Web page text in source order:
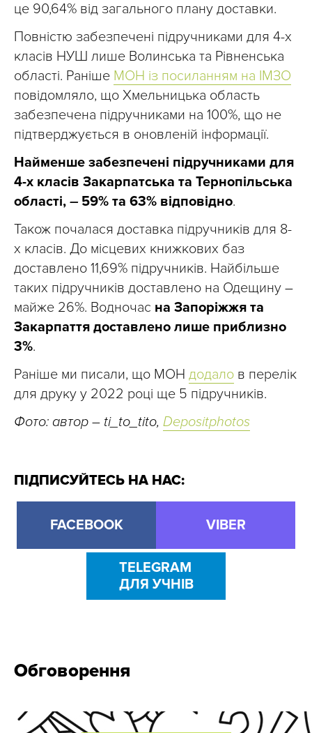
це 90,64% від загального плану доставки.
Повністю забезпечені підручниками для 4-х
класів НУШ лише Волинська та Рівненська
області. Раніше МОН із посиланням на ІМЗО
повідомляло, що Хмельницька область
забезпечена підручниками на 100%, що не
підтверджується в оновленій інформації.
Найменше забезпечені підручниками для
4-х класів Закарпатська та Тернопільська
області, –59% та 63% відповідно.
Також почалася доставка підручників для 8-
х класів. До місцевих книжкових баз
доставлено 11,69% підручників. Найбільше
таких підручників доставлено на Одещину –
майже 26%. Водночас на Запоріжжя та
Закарпаття доставлено лише приблизно
3%.
Раніше ми писали, що МОН додало в перелік
для друку у 2022 році ще 5 підручників.
Фото: автор – ti_to_tito, Depositphotos
ПІДПИСУЙТЕСЬ НА НАС:
FACEBOOK VIBER
TELEGRAM
ДЛЯ УЧНІВ
Обговорення